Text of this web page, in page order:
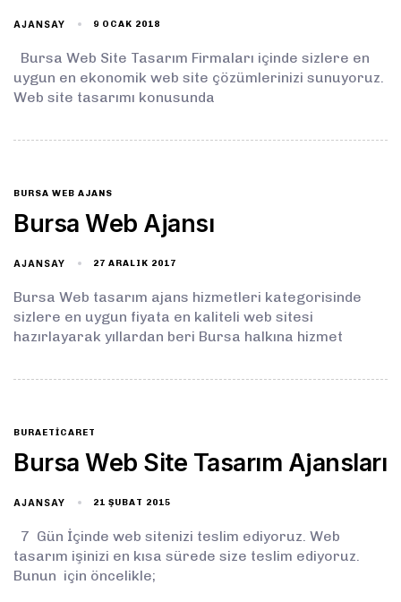
AJANSAY 9 OCAK 2018
Bursa Web Site Tasarım Firmaları içinde sizlere en
uygun en ekonomik web site çözümlerinizi sunuyoruz.
Web site tasarımı konusunda
BURSA WEB AJANS
Bursa Web Ajansı
AJANSAY 27 ARALIK 2017
Bursa Web tasarım ajans hizmetleri kategorisinde
sizlere en uygun fiyata en kaliteli web sitesi
hazırlayarak yıllardan beri Bursa halkına hizmet
BURAETICARET
Bursa Web Site Tasarım Ajansları
AJANSAY 21 ŞUBAT 2015
7 Gün İçinde web sitenizi teslim ediyoruz. Web
tasarım işinizi en kısa sürede size teslim ediyoruz.
Bunun için öncelikle;